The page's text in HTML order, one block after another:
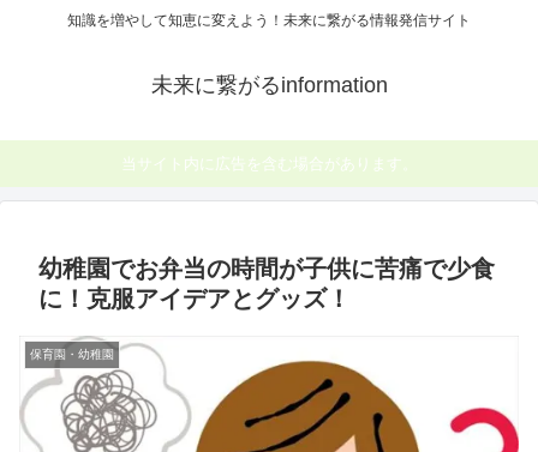
知識を増やして知恵に変えよう！未来に繋がる情報発信サイト
未来に繋がるinformation
当サイト内に広告を含む場合があります。
幼稚園でお弁当の時間が子供に苦痛で少食
に！克服アイデアとグッズ！
保育園・幼稚園